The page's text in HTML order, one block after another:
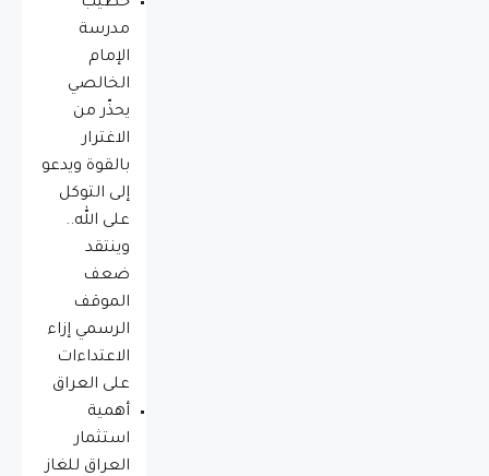
خطيب
مدرسة
الإمام
الخالصي
يحذّر من
الاغترار
بالقوة ويدعو
إلى التوكل
على الله..
وينتقد
ضعف
الموقف
الرسمي إزاء
الاعتداءات
على العراق
أهمية
استثمار
العراق للغاز